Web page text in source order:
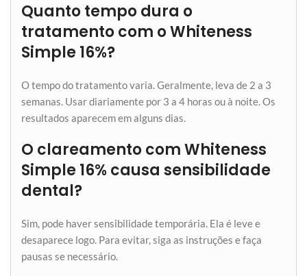
Quanto tempo dura o
tratamento com o Whiteness
Simple 16%?
O tempo do tratamento varia. Geralmente, leva de 2 a 3
semanas. Usar diariamente por 3 a 4 horas ou à noite. Os
resultados aparecem em alguns dias.
O clareamento com Whiteness
Simple 16% causa sensibilidade
dental?
Sim, pode haver sensibilidade temporária. Ela é leve e
desaparece logo. Para evitar, siga as instruções e faça
pausas se necessário.